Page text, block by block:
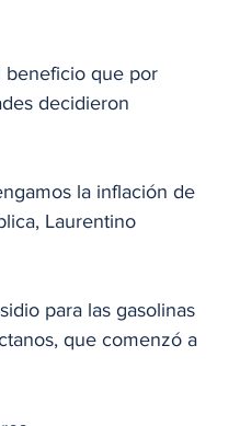
beneficio que por
decidieron
la inflación de
Laurentino
para las gasolinas
que comenzó a